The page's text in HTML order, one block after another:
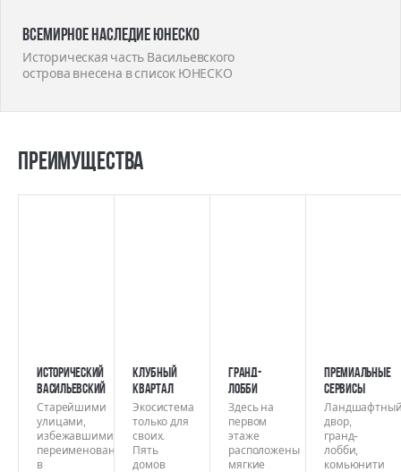
Всемирное наследие ЮНЕСКО
Историческая часть Васильевского
острова внесена в список ЮНЕСКО
Преимущества
Исторический
Васильевский
Старейшими
улицами,
избежавшими
переименований
в
Клубный
квартал
Экосистема
только для
своих.
Пять
домов
Гранд-
лобби
Здесь на
первом
этаже
расположены
мягкие
Премиальные
сервисы
двор,
гранд-
лобби,
комьюнити